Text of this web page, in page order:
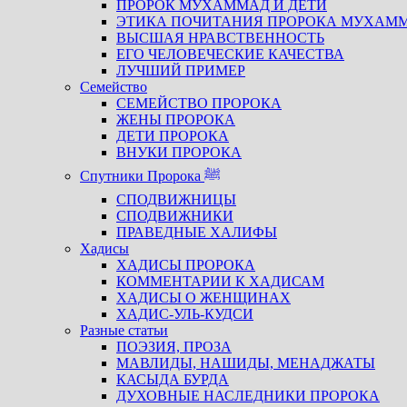
ПРОРОК МУХАММАД И ДЕТИ
ЭТИКА ПОЧИТАНИЯ ПРОРОКА
ВЫСШАЯ НРАВСТВЕННОСТЬ
ЕГО ЧЕЛОВЕЧЕСКИЕ КАЧЕСТВА
ЛУЧШИЙ ПРИМЕР
Семейство
СЕМЕЙСТВО ПРОРОКА
ЖЕНЫ ПРОРОКА
ДЕТИ ПРОРОКА
ВНУКИ ПРОРОКА
Спутники Пророка ﷺ
СПОДВИЖНИЦЫ
СПОДВИЖНИКИ
ПРАВЕДНЫЕ ХАЛИФЫ
Хадисы
ХАДИСЫ ПРОРОКА
КОММЕНТАРИИ К ХАДИСАМ
ХАДИСЫ О ЖЕНЩИНАХ
ХАДИС-УЛЬ-КУДСИ
Разные статьи
ПОЭЗИЯ, ПРОЗА
МАВЛИДЫ, НАШИДЫ, МЕНАДЖАТЫ
КАСЫДА БУРДА
ДУХОВНЫЕ НАСЛЕДНИКИ ПРОРОКА